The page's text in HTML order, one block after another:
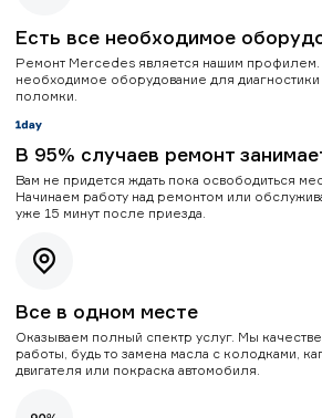
Есть все необходимое
Ремонт Mercedes является нашим профилем.
необходимое оборудование для
поломки.
В 95% случаев ремонт
Вам не придется ждать пока освободиться
Начинаем работу над ремонтом или
уже 15 минут после приезда.
Все в одном месте
Оказываем полный спектр услуг. Мы
работы, будь то замена масла с колодками,
двигателя или покраска автомобиля.